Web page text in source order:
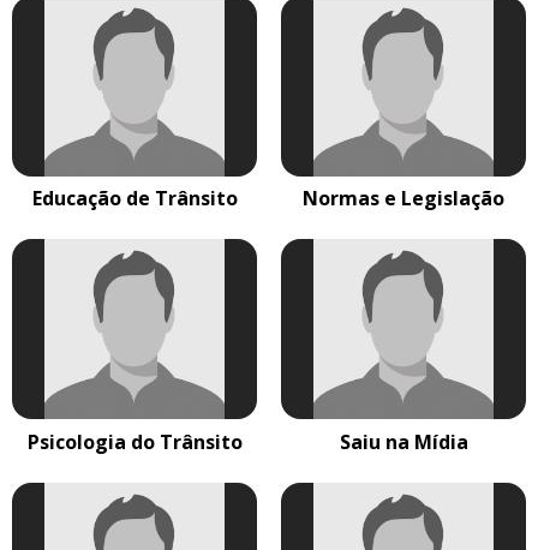
Educação de Trânsito Normas e Legislação
Psicologia do Trânsito Saiu na Mídia